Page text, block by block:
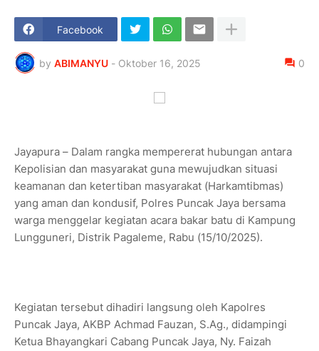
Facebook
by ABIMANYU - Oktober 16, 2025 0
Jayapura – Dalam rangka mempererat hubungan antara
Kepolisian dan masyarakat guna mewujudkan situasi
keamanan dan ketertiban masyarakat (Harkamtibmas)
yang aman dan kondusif, Polres Puncak Jaya bersama
warga menggelar kegiatan acara bakar batu di Kampung
Lungguneri, Distrik Pagaleme, Rabu (15/10/2025).
Kegiatan tersebut dihadiri langsung oleh Kapolres
Puncak Jaya, AKBP Achmad Fauzan, S.Ag., didampingi
Ketua Bhayangkari Cabang Puncak Jaya, Ny. Faizah